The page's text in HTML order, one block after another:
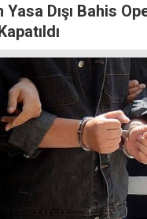
Dışı Bahis